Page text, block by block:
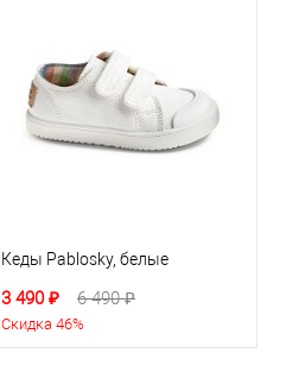
Кеды Pablosky, белые
3 490 ₽ 6 490 ₽
Скидка 46%